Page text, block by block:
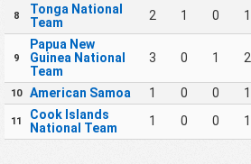
8
Tonga National
Team
2 1 0 1
9
Papua New
Guinea National
Team
3 0 1 2
10 American Samoa 1 0 0 1
11
Cook Islands
National Team
1 0 0 1